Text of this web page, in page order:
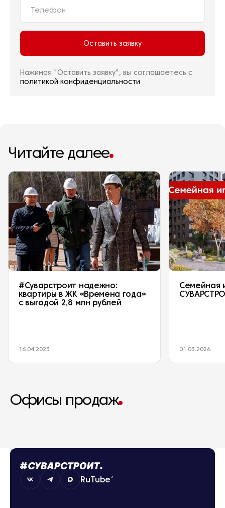
Оставить заявку
Нажимая "Оставить заявку", вы соглашаетесь с
политикой конфиденциальности
Читайте далее
#Суварстроит надежно:
квартиры в ЖК «Времена года»
с выгодой 2,8 млн рублей
16.04.2023
Семейная
01.03.2026
Офисы продаж
RuTube